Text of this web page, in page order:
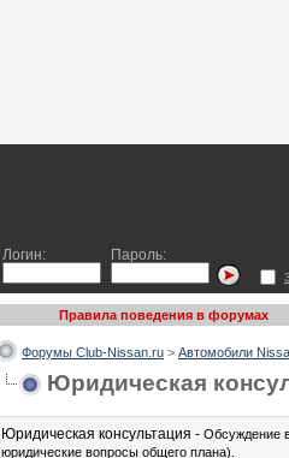
Логин: Пароль:
Правила поведения в форумах
Форумы Club-Nissan.ru > Автомобили
Юридическая
Юридическая консультация - Обсуждение
юридические вопросы общего плана).